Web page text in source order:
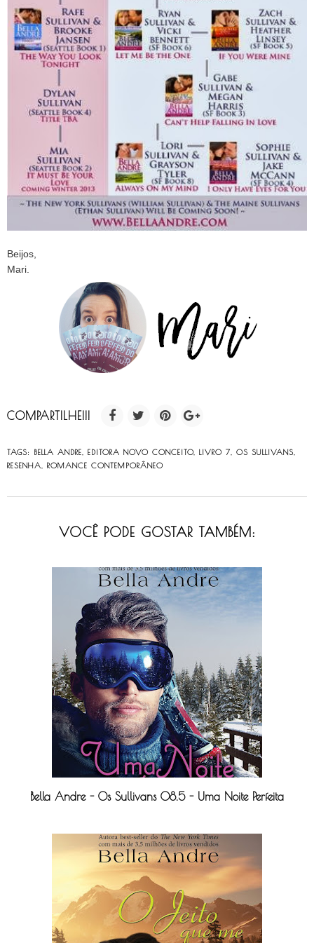
Beijos,
Mari.
COMPARTILHE!!!
TAGS: BELLA ANDRE EDITORA NOVO CONCEITO LIVRO 7 OS SULLIVANS
RESENHA
ROMANCE CONTEMPORÂNEO
VOCÊ PODE GOSTAR TAMBÉM:
Bella Andre - Os Sullivans 08.5 - Uma Noite Perfeita